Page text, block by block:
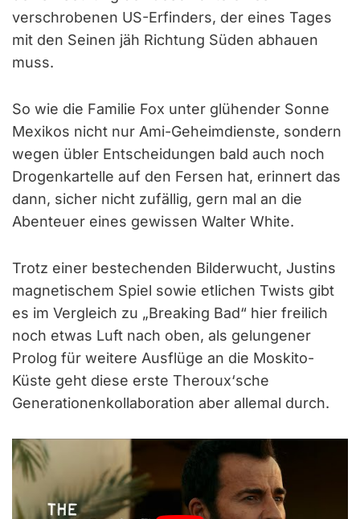
verschrobenen US-Erfinders, der eines Tages
mit den Seinen jäh Richtung Süden abhauen
muss.
So wie die Familie Fox unter glühender Sonne
Mexikos nicht nur Ami-Geheimdienste, sondern
wegen übler Entscheidungen bald auch noch
Drogenkartelle auf den Fersen hat, erinnert das
dann, sicher nicht zufällig, gern mal an die
Abenteuer eines gewissen Walter White.
Trotz einer bestechenden Bilderwucht, Justins
magnetischem Spiel sowie etlichen Twists gibt
es im Vergleich zu „Breaking Bad“ hier freilich
noch etwas Luft nach oben, als gelungener
Prolog für weitere Ausflüge an die Moskito-
Küste geht diese erste Theroux‘sche
Generationenkollaboration aber allemal durch.